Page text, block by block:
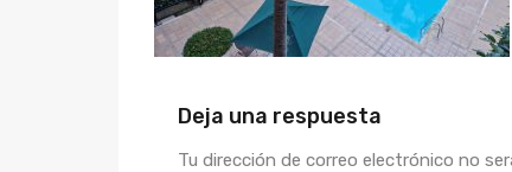
Deja una respuesta
Tu dirección de correo electrónico no